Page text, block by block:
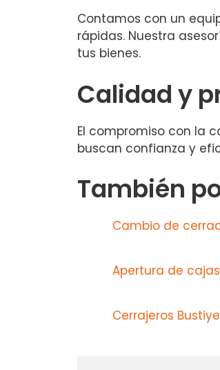
Contamos con un
rápidas. Nuestra
tus bienes.
Calidad y
El compromiso con la
buscan confianza y
También
Cambio de
Apertura de
Cerrajeros